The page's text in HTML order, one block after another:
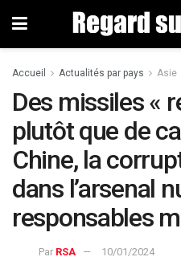
Accueil Actualités par pays Asie
Des missiles «
plutôt que de
Chine, la
dans l’arsenal
responsables
Par RSA 10/01/2024